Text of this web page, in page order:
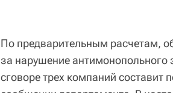
По предварительным расчетам,
за нарушение антимонопольного
сговоре трех компаний составит